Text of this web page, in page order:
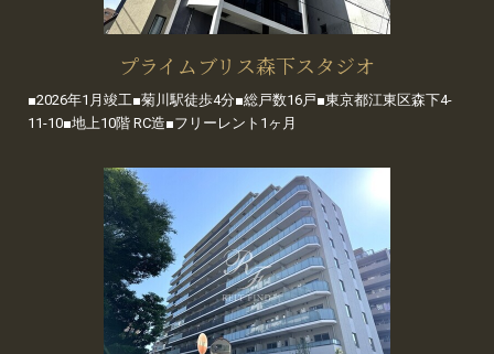
プライムブリス森下スタジオ
■2026年1月竣工■菊川駅徒歩4分■総戸数16戸■東京都江東区森下4-
11-10■地上10階 RC造■フリーレント1ヶ月